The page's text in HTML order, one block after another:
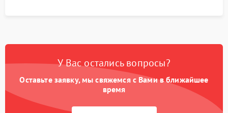
У Вас остались вопросы?
Оставьте заявку, мы свяжемся с Вами в ближайшее
время